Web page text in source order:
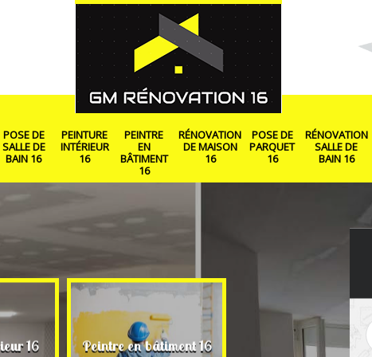
POSE DE
SALLE DE
BAIN 16
PEINTURE
INTÉRIEUR
16
PEINTRE
EN
BÂTIMENT
16
RÉNOVATION
DE MAISON
16
POSE DE
PARQUET
16
RÉNOVATION
SALLE DE
BAIN 16
16 Peintre en bâtiment 16 Rénovation de maison
16